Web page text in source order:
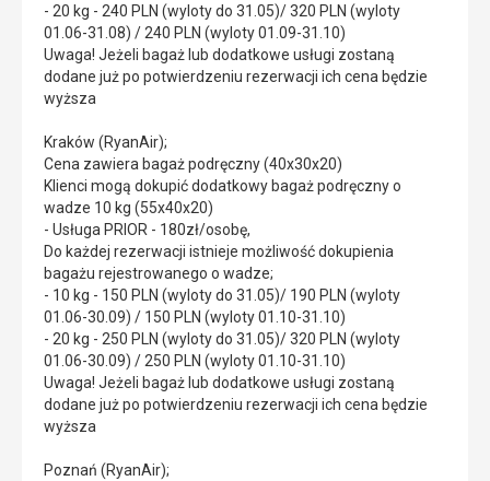
- 20 kg - 240 PLN (wyloty do 31.05)/ 320 PLN (wyloty
01.06-31.08) / 240 PLN (wyloty 01.09-31.10)
Uwaga! Jeżeli bagaż lub dodatkowe usługi zostaną
dodane już po potwierdzeniu rezerwacji ich cena będzie
wyższa
Kraków (RyanAir);
Cena zawiera bagaż podręczny (40x30x20)
Klienci mogą dokupić dodatkowy bagaż podręczny o
wadze 10 kg (55x40x20)
- Usługa PRIOR - 180zł/osobę,
Do każdej rezerwacji istnieje możliwość dokupienia
bagażu rejestrowanego o wadze;
- 10 kg - 150 PLN (wyloty do 31.05)/ 190 PLN (wyloty
01.06-30.09) / 150 PLN (wyloty 01.10-31.10)
- 20 kg - 250 PLN (wyloty do 31.05)/ 320 PLN (wyloty
01.06-30.09) / 250 PLN (wyloty 01.10-31.10)
Uwaga! Jeżeli bagaż lub dodatkowe usługi zostaną
dodane już po potwierdzeniu rezerwacji ich cena będzie
wyższa
Poznań (RyanAir);